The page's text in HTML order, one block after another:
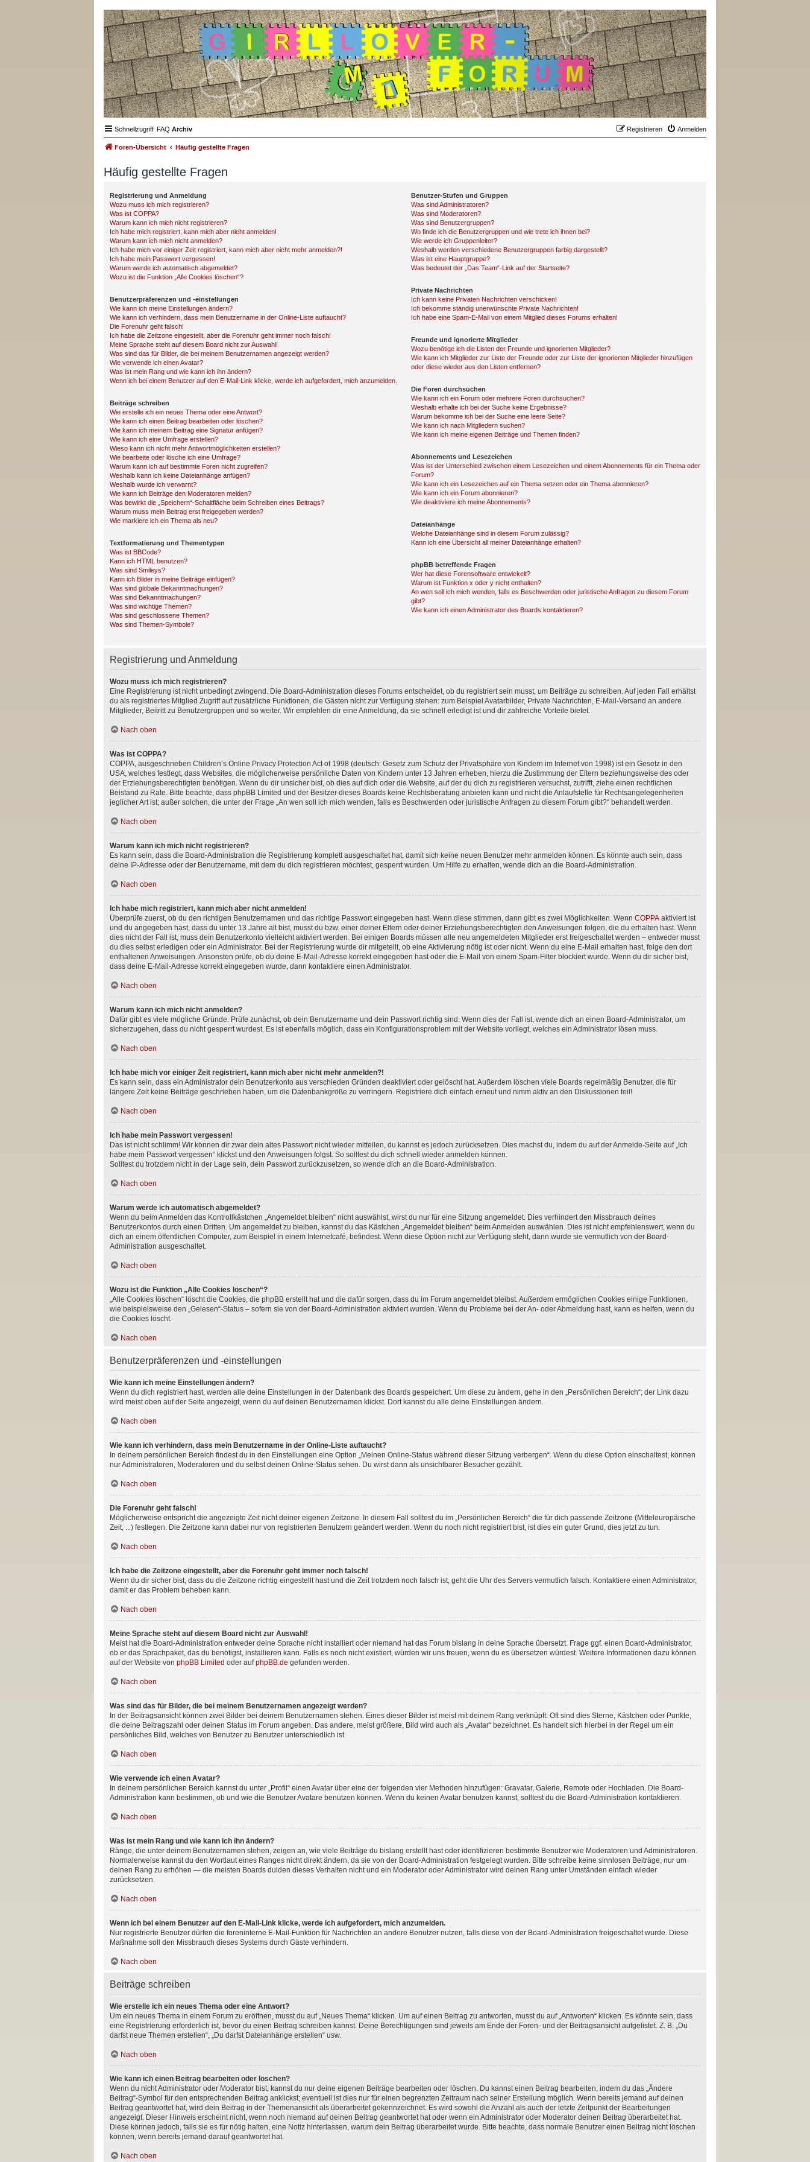
Schnellzugriff FAQ Archiv Anmelden
Registrieren
Foren-Übersicht Häufig gestellte Fragen
Häufig gestellte Fragen
Registrierung und Anmeldung
Wozu muss ich mich registrieren?
Was ist COPPA?
Warum kann ich mich nicht registrieren?
Ich habe mich registriert, kann mich aber nicht anmelden!
Warum kann ich mich nicht anmelden?
Ich habe mich vor einiger Zeit registriert, kann mich aber nicht mehr anmelden?!
Ich habe mein Passwort vergessen!
Warum werde ich automatisch abgemeldet?
Wozu ist die Funktion „Alle Cookies löschen“?
Benutzerpräferenzen und -einstellungen
Wie kann ich meine Einstellungen ändern?
Wie kann ich verhindern, dass mein Benutzername in der Online-Liste auftaucht?
Die Forenuhr geht falsch!
Ich habe die Zeitzone eingestellt, aber die Forenuhr geht immer noch falsch!
Meine Sprache steht auf diesem Board nicht zur Auswahl!
Was sind das für Bilder, die bei meinem Benutzernamen angezeigt werden?
Wie verwende ich einen Avatar?
Was ist mein Rang und wie kann ich ihn ändern?
Wenn ich bei einem Benutzer auf den E-Mail-Link klicke, werde ich aufgefordert, mich anzumelden.
Beiträge schreiben
Wie erstelle ich ein neues Thema oder eine Antwort?
Wie kann ich einen Beitrag bearbeiten oder löschen?
Wie kann ich meinem Beitrag eine Signatur anfügen?
Wie kann ich eine Umfrage erstellen?
Wieso kann ich nicht mehr Antwortmöglichkeiten erstellen?
Wie bearbeite oder lösche ich eine Umfrage?
Warum kann ich auf bestimmte Foren nicht zugreifen?
Weshalb kann ich keine Dateianhänge anfügen?
Weshalb wurde ich verwarnt?
Wie kann ich Beiträge den Moderatoren melden?
Was bewirkt die „Speichern“-Schaltfläche beim Schreiben eines Beitrags?
Warum muss mein Beitrag erst freigegeben werden?
Wie markiere ich ein Thema als neu?
Textformatierung und Thementypen
Was ist BBCode?
Kann ich HTML benutzen?
Was sind Smileys?
Kann ich Bilder in meine Beiträge einfügen?
Was sind globale Bekanntmachungen?
Was sind Bekanntmachungen?
Was sind wichtige Themen?
Was sind geschlossene Themen?
Was sind Themen-Symbole?
Benutzer-Stufen und Gruppen
Was sind Administratoren?
Was sind Moderatoren?
Was sind Benutzergruppen?
Wo finde ich die Benutzergruppen und wie trete ich ihnen bei?
Wie werde ich Gruppenleiter?
Weshalb werden verschiedene Benutzergruppen farbig dargestellt?
Was ist eine Hauptgruppe?
Was bedeutet der „Das Team“-Link auf der Startseite?
Private Nachrichten
Ich kann keine Privaten Nachrichten verschicken!
Ich bekomme ständig unerwünschte Private Nachrichten!
Ich habe eine Spam-E-Mail von einem Mitglied dieses Forums erhalten!
Freunde und ignorierte Mitglieder
Wozu benötige ich die Listen der Freunde und ignorierten Mitglieder?
Wie kann ich Mitglieder zur Liste der Freunde oder zur Liste der ignorierten Mitglieder hinzufügen
oder diese wieder aus den Listen entfernen?
Die Foren durchsuchen
Wie kann ich ein Forum oder mehrere Foren durchsuchen?
Weshalb erhalte ich bei der Suche keine Ergebnisse?
Warum bekomme ich bei der Suche eine leere Seite?
Wie kann ich nach Mitgliedern suchen?
Wie kann ich meine eigenen Beiträge und Themen finden?
Abonnements und Lesezeichen
Was ist der Unterschied zwischen einem Lesezeichen und einem Abonnements für ein Thema oder
Forum?
Wie kann ich ein Lesezeichen auf ein Thema setzen oder ein Thema abonnieren?
Wie kann ich ein Forum abonnieren?
Wie deaktiviere ich meine Abonnements?
Dateianhänge
Welche Dateianhänge sind in diesem Forum zulässig?
Kann ich eine Übersicht all meiner Dateianhänge erhalten?
phpBB betreffende Fragen
Wer hat diese Forensoftware entwickelt?
Warum ist Funktion x oder y nicht enthalten?
An wen soll ich mich wenden, falls es Beschwerden oder juristische Anfragen zu diesem Forum
gibt?
Wie kann ich einen Administrator des Boards kontaktieren?
Registrierung und Anmeldung
Wozu muss ich mich registrieren?
Eine Registrierung ist nicht unbedingt zwingend. Die Board-Administration dieses Forums entscheidet, ob du registriert sein musst, um Beiträge zu schreiben. Auf jeden Fall erhältst
du als registriertes Mitglied Zugriff auf zusätzliche Funktionen, die Gästen nicht zur Verfügung stehen: zum Beispiel Avatarbilder, Private Nachrichten, E-Mail-Versand an andere
Mitglieder, Beitritt zu Benutzergruppen und so weiter. Wir empfehlen dir eine Anmeldung, da sie schnell erledigt ist und dir zahlreiche Vorteile bietet.
Nach oben
Was ist COPPA?
COPPA, ausgeschrieben Children’s Online Privacy Protection Act of 1998 (deutsch: Gesetz zum Schutz der Privatsphäre von Kindern im Internet von 1998) ist ein Gesetz in den
USA, welches festlegt, dass Websites, die möglicherweise persönliche Daten von Kindern unter 13 Jahren erheben, hierzu die Zustimmung der Eltern beziehungsweise des oder
der Erziehungsberechtigten benötigen. Wenn du dir unsicher bist, ob dies auf dich oder die Website, auf der du dich zu registrieren versuchst, zutrifft, ziehe einen rechtlichen
Beistand zu Rate. Bitte beachte, dass phpBB Limited und der Besitzer dieses Boards keine Rechtsberatung anbieten kann und nicht die Anlaufstelle für Rechtsangelegenheiten
jeglicher Art ist; außer solchen, die unter der Frage „An wen soll ich mich wenden, falls es Beschwerden oder juristische Anfragen zu diesem Forum gibt?“ behandelt werden.
Nach oben
Warum kann ich mich nicht registrieren?
Es kann sein, dass die Board-Administration die Registrierung komplett ausgeschaltet hat, damit sich keine neuen Benutzer mehr anmelden können. Es könnte auch sein, dass
deine IP-Adresse oder der Benutzername, mit dem du dich registrieren möchtest, gesperrt wurden. Um Hilfe zu erhalten, wende dich an die Board-Administration.
Nach oben
Ich habe mich registriert, kann mich aber nicht anmelden!
Überprüfe zuerst, ob du den richtigen Benutzernamen und das richtige Passwort eingegeben hast. Wenn diese stimmen, dann gibt es zwei Möglichkeiten. Wenn COPPA aktiviert ist
und du angegeben hast, dass du unter 13 Jahre alt bist, musst du bzw. einer deiner Eltern oder deiner Erziehungsberechtigten den Anweisungen folgen, die du erhalten hast. Wenn
dies nicht der Fall ist, muss dein Benutzerkonto vielleicht aktiviert werden. Bei einigen Boards müssen alle neu angemeldeten Mitglieder erst freigeschaltet werden – entweder musst
du dies selbst erledigen oder ein Administrator. Bei der Registrierung wurde dir mitgeteilt, ob eine Aktivierung nötig ist oder nicht. Wenn du eine E-Mail erhalten hast, folge den dort
enthaltenen Anweisungen. Ansonsten prüfe, ob du deine E-Mail-Adresse korrekt eingegeben hast oder die E-Mail von einem Spam-Filter blockiert wurde. Wenn du dir sicher bist,
dass deine E-Mail-Adresse korrekt eingegeben wurde, dann kontaktiere einen Administrator.
Nach oben
Warum kann ich mich nicht anmelden?
Dafür gibt es viele mögliche Gründe. Prüfe zunächst, ob dein Benutzername und dein Passwort richtig sind. Wenn dies der Fall ist, wende dich an einen Board-Administrator, um
sicherzugehen, dass du nicht gesperrt wurdest. Es ist ebenfalls möglich, dass ein Konfigurationsproblem mit der Website vorliegt, welches ein Administrator lösen muss.
Nach oben
Ich habe mich vor einiger Zeit registriert, kann mich aber nicht mehr anmelden?!
Es kann sein, dass ein Administrator dein Benutzerkonto aus verschieden Gründen deaktiviert oder gelöscht hat. Außerdem löschen viele Boards regelmäßig Benutzer, die für
längere Zeit keine Beiträge geschrieben haben, um die Datenbankgröße zu verringern. Registriere dich einfach erneut und nimm aktiv an den Diskussionen teil!
Nach oben
Ich habe mein Passwort vergessen!
Das ist nicht schlimm! Wir können dir zwar dein altes Passwort nicht wieder mitteilen, du kannst es jedoch zurücksetzen. Dies machst du, indem du auf der Anmelde-Seite auf „Ich
habe mein Passwort vergessen“ klickst und den Anweisungen folgst. So solltest du dich schnell wieder anmelden können.
Solltest du trotzdem nicht in der Lage sein, dein Passwort zurückzusetzen, so wende dich an die Board-Administration.
Nach oben
Warum werde ich automatisch abgemeldet?
Wenn du beim Anmelden das Kontrollkästchen „Angemeldet bleiben“ nicht auswählst, wirst du nur für eine Sitzung angemeldet. Dies verhindert den Missbrauch deines
Benutzerkontos durch einen Dritten. Um angemeldet zu bleiben, kannst du das Kästchen „Angemeldet bleiben“ beim Anmelden auswählen. Dies ist nicht empfehlenswert, wenn du
dich an einem öffentlichen Computer, zum Beispiel in einem Internetcafé, befindest. Wenn diese Option nicht zur Verfügung steht, dann wurde sie vermutlich von der Board-
Administration ausgeschaltet.
Nach oben
Wozu ist die Funktion „Alle Cookies löschen“?
„Alle Cookies löschen“ löscht die Cookies, die phpBB erstellt hat und die dafür sorgen, dass du im Forum angemeldet bleibst. Außerdem ermöglichen Cookies einige Funktionen,
wie beispielsweise den „Gelesen“-Status – sofern sie von der Board-Administration aktiviert wurden. Wenn du Probleme bei der An- oder Abmeldung hast, kann es helfen, wenn du
die Cookies löscht.
Nach oben
Benutzerpräferenzen und -einstellungen
Wie kann ich meine Einstellungen ändern?
Wenn du dich registriert hast, werden alle deine Einstellungen in der Datenbank des Boards gespeichert. Um diese zu ändern, gehe in den „Persönlichen Bereich“; der Link dazu
wird meist oben auf der Seite angezeigt, wenn du auf deinen Benutzernamen klickst. Dort kannst du alle deine Einstellungen ändern.
Nach oben
Wie kann ich verhindern, dass mein Benutzername in der Online-Liste auftaucht?
In deinem persönlichen Bereich findest du in den Einstellungen eine Option „Meinen Online-Status während dieser Sitzung verbergen“. Wenn du diese Option einschaltest, können
nur Administratoren, Moderatoren und du selbst deinen Online-Status sehen. Du wirst dann als unsichtbarer Besucher gezählt.
Nach oben
Die Forenuhr geht falsch!
Möglicherweise entspricht die angezeigte Zeit nicht deiner eigenen Zeitzone. In diesem Fall solltest du im „Persönlichen Bereich“ die für dich passende Zeitzone (Mitteleuropäische
Zeit, ...) festlegen. Die Zeitzone kann dabei nur von registrierten Benutzern geändert werden. Wenn du noch nicht registriert bist, ist dies ein guter Grund, dies jetzt zu tun.
Nach oben
Ich habe die Zeitzone eingestellt, aber die Forenuhr geht immer noch falsch!
Wenn du dir sicher bist, dass du die Zeitzone richtig eingestellt hast und die Zeit trotzdem noch falsch ist, geht die Uhr des Servers vermutlich falsch. Kontaktiere einen Administrator,
damit er das Problem beheben kann.
Nach oben
Meine Sprache steht auf diesem Board nicht zur Auswahl!
Meist hat die Board-Administration entweder deine Sprache nicht installiert oder niemand hat das Forum bislang in deine Sprache übersetzt. Frage ggf. einen Board-Administrator,
ob er das Sprachpaket, das du benötigst, installieren kann. Falls es noch nicht existiert, würden wir uns freuen, wenn du es übersetzen würdest. Weitere Informationen dazu können
auf der Website von phpBB Limited oder aufphpBB.de gefunden werden.
Nach oben
Was sind das für Bilder, die bei meinem Benutzernamen angezeigt werden?
In der Beitragsansicht können zwei Bilder bei deinem Benutzernamen stehen. Eines dieser Bilder ist meist mit deinem Rang verknüpft: Oft sind dies Sterne, Kästchen oder Punkte,
die deine Beitragszahl oder deinen Status im Forum angeben. Das andere, meist größere, Bild wird auch als „Avatar“ bezeichnet. Es handelt sich hierbei in der Regel um ein
persönliches Bild, welches von Benutzer zu Benutzer unterschiedlich ist.
Nach oben
Wie verwende ich einen Avatar?
In deinem persönlichen Bereich kannst du unter „Profil“ einen Avatar über eine der folgenden vier Methoden hinzufügen: Gravatar, Galerie, Remote oder Hochladen. Die Board-
Administration kann bestimmen, ob und wie die Benutzer Avatare benutzen können. Wenn du keinen Avatar benutzen kannst, solltest du die Board-Administration kontaktieren.
Nach oben
Was ist mein Rang und wie kann ich ihn ändern?
Ränge, die unter deinem Benutzernamen stehen, zeigen an, wie viele Beiträge du bislang erstellt hast oder identifizieren bestimmte Benutzer wie Moderatoren und Administratoren.
Normalerweise kannst du den Wortlaut eines Ranges nicht direkt ändern, da sie von der Board-Administration festgelegt wurden. Bitte schreibe keine sinnlosen Beiträge, nur um
deinen Rang zu erhöhen — die meisten Boards dulden dieses Verhalten nicht und ein Moderator oder Administrator wird deinen Rang unter Umständen einfach wieder
zurücksetzen.
Nach oben
Wenn ich bei einem Benutzer auf den E-Mail-Link klicke, werde ich aufgefordert, mich anzumelden.
Nur registrierte Benutzer dürfen die foreninterne E-Mail-Funktion für Nachrichten an andere Benutzer nutzen, falls diese von der Board-Administration freigeschaltet wurde. Diese
Maßnahme soll den Missbrauch dieses Systems durch Gäste verhindern.
Nach oben
Beiträge schreiben
Wie erstelle ich ein neues Thema oder eine Antwort?
Um ein neues Thema in einem Forum zu eröffnen, musst du auf „Neues Thema“ klicken. Um auf einen Beitrag zu antworten, musst du auf „Antworten“ klicken. Es könnte sein, dass
eine Registrierung erforderlich ist, bevor du einen Beitrag schreiben kannst. Deine Berechtigungen sind jeweils am Ende der Foren- und der Beitragsansicht aufgelistet. Z. B. „Du
darfst neue Themen erstellen“, „Du darfst Dateianhänge erstellen“ usw.
Nach oben
Wie kann ich einen Beitrag bearbeiten oder löschen?
Wenn du nicht Administrator oder Moderator bist, kannst du nur deine eigenen Beiträge bearbeiten oder löschen. Du kannst einen Beitrag bearbeiten, indem du das „Ändere
Beitrag“-Symbol für den entsprechenden Beitrag anklickst; eventuell ist dies nur für einen begrenzten Zeitraum nach seiner Erstellung möglich. Wenn bereits jemand auf deinen
Beitrag geantwortet hat, wird dein Beitrag in der Themenansicht als überarbeitet gekennzeichnet. Es wird sowohl die Anzahl als auch der letzte Zeitpunkt der Bearbeitungen
angezeigt. Dieser Hinweis erscheint nicht, wenn noch niemand auf deinen Beitrag geantwortet hat oder wenn ein Administrator oder Moderator deinen Beitrag überarbeitet hat.
Diese können jedoch, falls sie es für nötig halten, eine Notiz hinterlassen, warum dein Beitrag überarbeitet wurde. Bitte beachte, dass normale Benutzer einen Beitrag nicht löschen
können, wenn bereits jemand darauf geantwortet hat.
Nach oben